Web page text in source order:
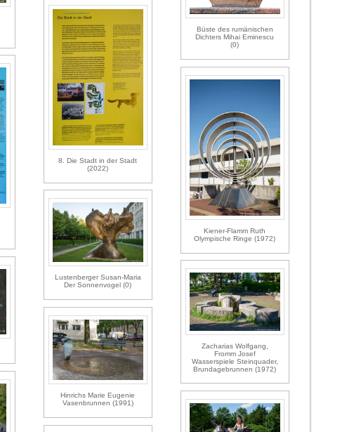
Büste des rumänischen
Dichters Mihai Eminescu
(0)
8. Die Stadt in der Stadt
(2022)
Kiener-Flamm Ruth
Olympische Ringe (1972)
Lustenberger Susan-Maria
Der Sonnenvogel (0)
Zacharias Wolfgang,
Fromm Josef
Wasserspiele Steinquader,
Brundagebrunnen (1972)
Hinrichs Marie Eugenie
Vasenbrunnen (1991)